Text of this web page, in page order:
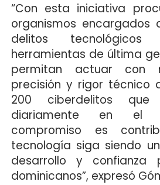
“Con esta iniciativa
organismos encargados
delitos
herramientas de última
permitan actuar con
precisión y rigor técnico
200 ciberdelitos que
diariamente en el
compromiso es
tecnología siga siendo
desarrollo y confianza
dominicanos”, expresó